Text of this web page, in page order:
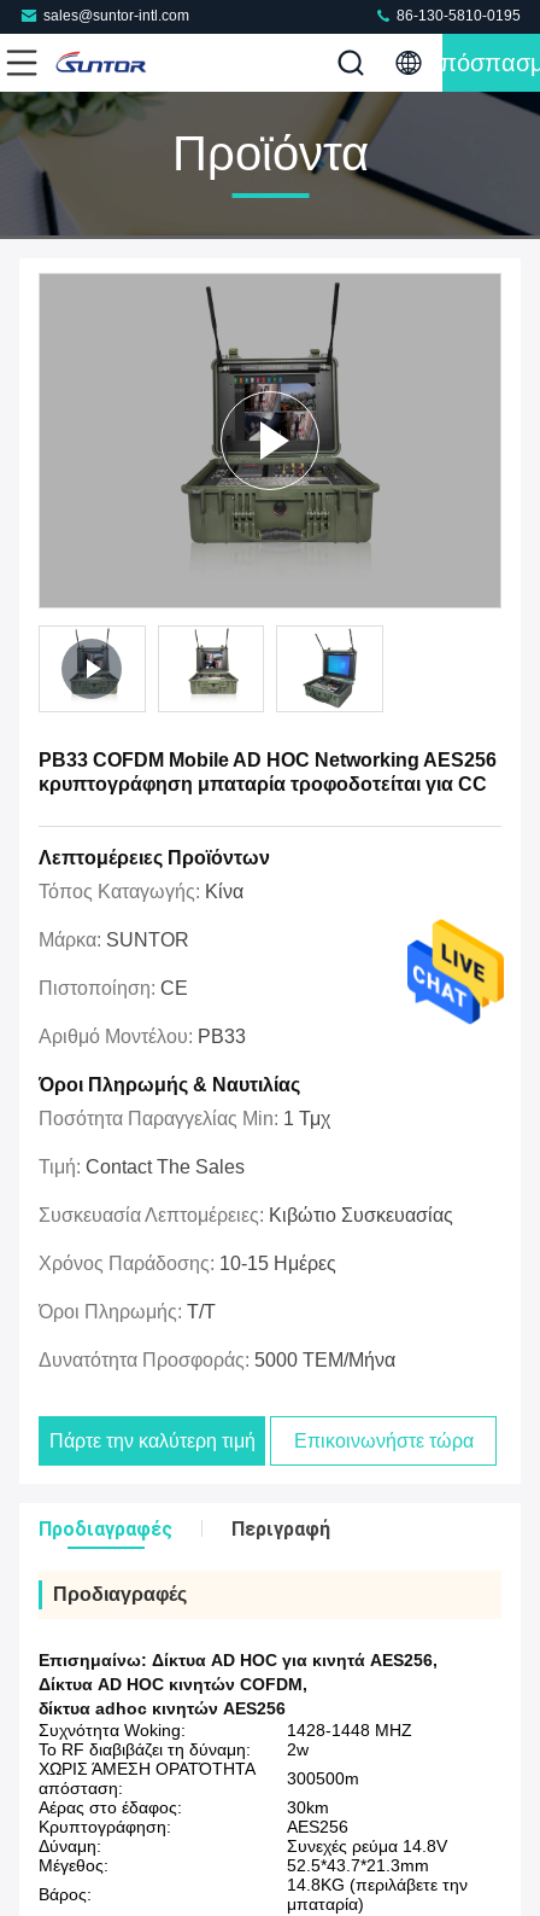
sales@suntor-intl.com 86-130-5810-0195
Προϊόντα
PB33 COFDM Mobile AD HOC Networking AES256
κρυπτογράφηση μπαταρία τροφοδοτείται για CC
Λεπτομέρειες Προϊόντων
Τόπος Καταγωγής: Κίνα
Μάρκα: SUNTOR
Πιστοποίηση: CE
Αριθμό Μοντέλου: PB33
Όροι Πληρωμής & Ναυτιλίας
Ποσότητα Παραγγελίας Min: 1 Τμχ
Τιμή: Contact The Sales
Συσκευασία Λεπτομέρειες: Κιβώτιο Συσκευασίας
Χρόνος Παράδοσης: 10-15 Ημέρες
Όροι Πληρωμής: T/T
Δυνατότητα Προσφοράς: 5000 ΤΕΜ/Μήνα
Πάρτε την καλύτερη τιμή Επικοινωνήστε τώρα
Προδιαγραφές Περιγραφή
Προδιαγραφές
Επισημαίνω: Δίκτυα AD HOC για κινητά AES256,
Δίκτυα AD HOC κινητών COFDM,
δίκτυα adhoc κινητών AES256
Συχνότητα Woking:
1428-1448 MHZ
Το RF διαβιβάζει τη δύναμη:
2w
ΧΩΡΙΣ ΆΜΕΣΗ ΟΡΑΤΌΤΗΤΑ
απόσταση:
300500m
Αέρας στο έδαφος:
30km
Κρυπτογράφηση:
AES256
Δύναμη:
Συνεχές ρεύμα 14.8V
Μέγεθος:
52.5*43.7*21.3mm
Βάρος:
14.8KG (περιλάβετε την
μπαταρία)